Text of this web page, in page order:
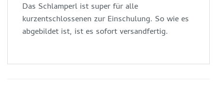
Das Schlamperl ist super für alle
kurzentschlossenen zur Einschulung. So wie es
abgebildet ist, ist es sofort versandfertig.